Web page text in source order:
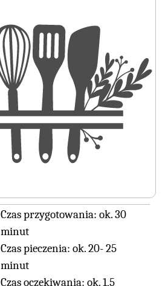
Czas przygotowania: ok. 30
minut
Czas pieczenia: ok. 20- 25
minut
Czas oczekiwania: ok. 1,5